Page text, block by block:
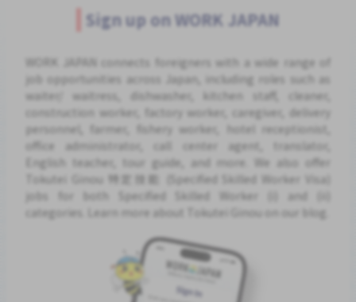
Sign up on WORK JAPAN
WORK JAPAN connects foreigners with a wide range of
job opportunities across Japan, including roles such as
waiter/ waitress, dishwasher, kitchen staff, cleaner,
construction worker, factory worker, caregiver, delivery
personnel, farmer, fishery worker, hotel receptionist,
office administrator, call center agent, translator,
English teacher, tour guide, and more. We also offer
Tokutei Ginou 特定技能 (Specified Skilled Worker Visa)
jobs for both Specified Skilled Worker (i) and (ii)
categories. Learn more about Tokutei Ginou on our blog.